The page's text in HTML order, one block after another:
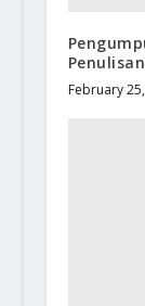
February